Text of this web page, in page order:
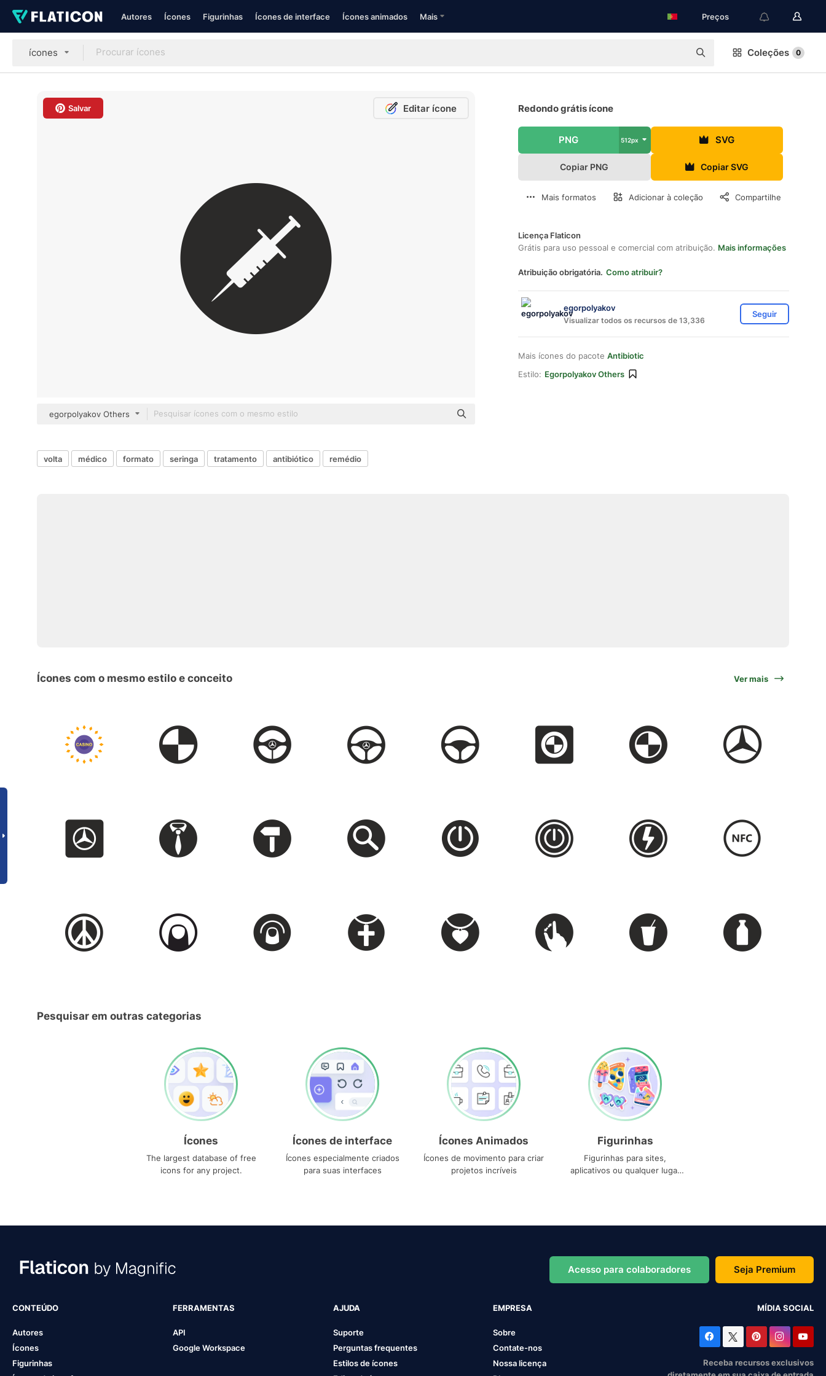
Autores Ícones Figurinhas Ícones de interface Ícones animados Mais Preços
ícones Coleções 0
Salvar Editar ícone
egorpolyakov Others
Redondo grátis ícone
PNG 512px SVG
Copiar PNG Copiar SVG
Mais formatos Adicionar à coleção Compartilhe
Licença Flaticon
Grátis para uso pessoal e comercial com atribuição. Mais informações
Atribuição obrigatória. Como atribuir?
egorpolyakov
Visualizar todos os recursos de 13,336
Seguir
Mais ícones do pacote Antibiotic
Estilo: Egorpolyakov Others
volta médico formato seringa tratamento antibiótico remédio
Ícones com o mesmo estilo e conceito Ver mais
Pesquisar em outras categorias
Ícones
The largest database of free
icons for any project.
Ícones de interface
Ícones especialmente criados
para suas interfaces
Ícones Animados
Ícones de movimento para criar
projetos incríveis
Figurinhas
Figurinhas para sites,
aplicativos ou qualquer lugar
Acesso para colaboradores Seja Premium
CONTEÚDO
Autores
Ícones
Figurinhas
FERRAMENTAS
API
Google Workspace
AJUDA
Suporte
Perguntas frequentes
Estilos de ícones
EMPRESA
Sobre
Contate-nos
Nossa licença
MÍDIA SOCIAL
Receba recursos exclusivos